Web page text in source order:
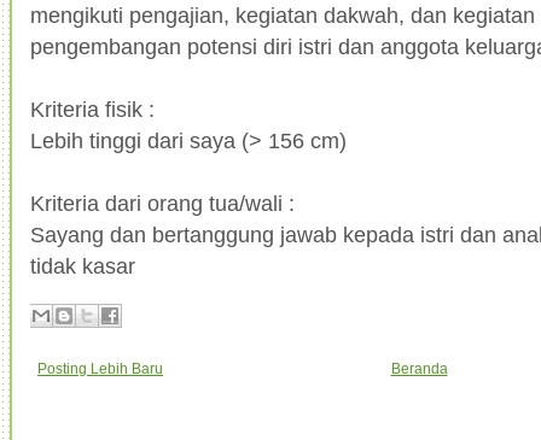
mengikuti pengajian, kegiatan dakwah, dan
pengembangan potensi diri istri dan anggota
Kriteria fisik :
Lebih tinggi dari saya (> 156 cm)
Kriteria dari orang tua/wali :
Sayang dan bertanggung jawab kepada istri dan
tidak kasar
Posting Lebih Baru Beranda